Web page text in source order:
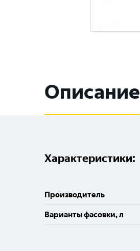
Описание
Характеристики:
Производитель
Варианты фасовки, л